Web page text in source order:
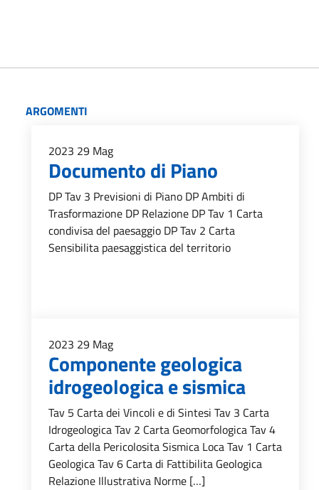
ARGOMENTI
2023 29 Mag
Documento di Piano
DP Tav 3 Previsioni di Piano DP Ambiti di
Trasformazione DP Relazione DP Tav 1 Carta
condivisa del paesaggio DP Tav 2 Carta
Sensibilita paesaggistica del territorio
2023 29 Mag
Componente geologica
idrogeologica e sismica
Tav 5 Carta dei Vincoli e di Sintesi Tav 3 Carta
Idrogeologica Tav 2 Carta Geomorfologica Tav 4
Carta della Pericolosita Sismica Loca Tav 1 Carta
Geologica Tav 6 Carta di Fattibilita Geologica
Relazione Illustrativa Norme […]